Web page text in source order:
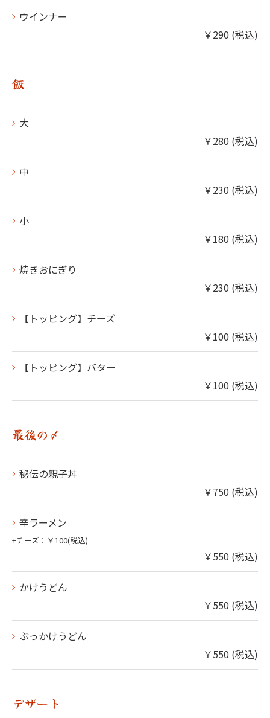
ウインナー
￥290 (税込)
飯
大
￥280 (税込)
中
￥230 (税込)
小
￥180 (税込)
焼きおにぎり
￥230 (税込)
【トッピング】チーズ
￥100 (税込)
【トッピング】バター
￥100 (税込)
最後の〆
秘伝の親子丼
￥750 (税込)
辛ラーメン
+チーズ：￥100(税込)
￥550 (税込)
かけうどん
￥550 (税込)
ぶっかけうどん
￥550 (税込)
デザート